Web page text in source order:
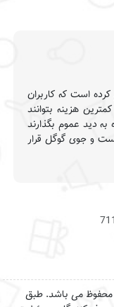
است که کاربران
و با کمترین هزینه بتوانند
دید عموم بگذارند
و جوی گوگل قرار
محفوظ می باشد. طبق